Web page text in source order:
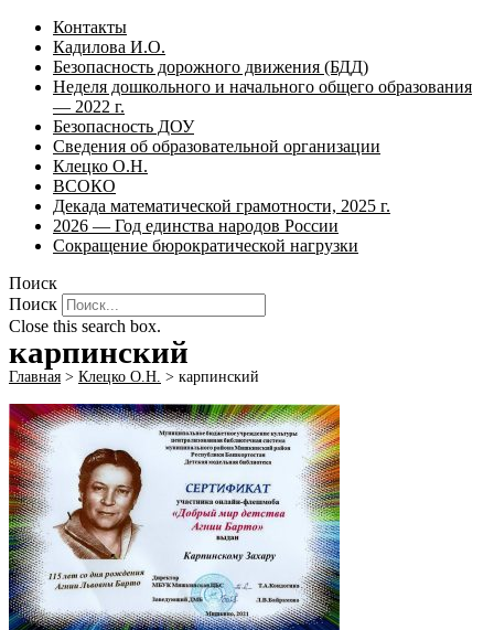
Контакты
Кадилова И.О.
Безопасность дорожного движения (БДД)
Неделя дошкольного и начального общего образования
— 2022 г.
Безопасность ДОУ
Сведения об образовательной организации
Клецко О.Н.
ВСОКО
Декада математической грамотности, 2025 г.
2026 — Год единства народов России
Сокращение бюрократической нагрузки
Поиск
Поиск
Close this search box.
карпинский
Главная > Клецко О.Н. > карпинский